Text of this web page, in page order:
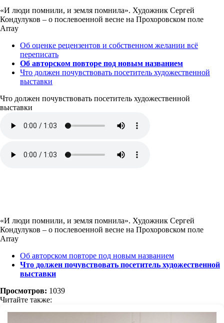
«И люди помнили, и земля помнила». Художник Сергей
Кондулуков – о послевоенной весне на Прохоровском поле
Array
Об оценке рецензентов и собственном желании всё
переписать
Об авторском повторе под новым названием
Что должен почувствовать посетитель художественной
выставки
Что должен почувствовать посетитель художественной
выставки
«И люди помнили, и земля помнила». Художник Сергей
Кондулуков – о послевоенной весне на Прохоровском поле
Array
Об авторском повторе под новым названием
Что должен почувствовать посетитель художественной
выставки
Просмотров: 1039
Читайте также: